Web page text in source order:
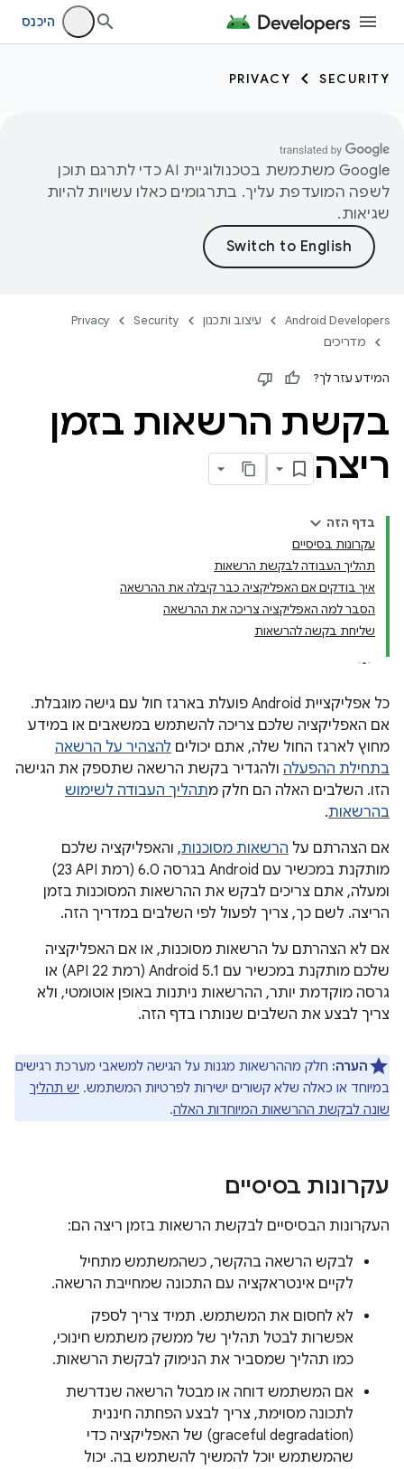
היכנס
SECURITY
PRIVACY
‫Google משתמשת בטכנולוגיית AI כדי לתרגם תוכן
לשפה המועדפת עליך. בתרגומים כאלו עשויות להיות
שגיאות.
Android Developers עיצוב ותכנון Security
Privacy
מדריכים
המידע עזר לך?
בקשת הרשאות בזמן
ריצה
בדף הזה
עקרונות בסיסיים
תהליך העבודה לבקשת הרשאות
איך בודקים אם האפליקציה כבר קיבלה את ההרשאה
הסבר למה האפליקציה צריכה את ההרשאה
שליחת בקשה להרשאות
כל אפליקציית Android פועלת בארגז חול עם גישה מוגבלת.
אם האפליקציה שלכם צריכה להשתמש במשאבים או במידע
מחוץ לארגז החול שלה, אתם יכולים להצהיר על הרשאה
בתחילת ההפעלה ולהגדיר בקשת הרשאה שתספק את הגישה
הזו. השלבים האלה הם חלק מתהליך העבודה לשימוש
בהרשאות.
אם הצהרתם על הרשאות מסוכנות, והאפליקציה שלכם
מותקנת במכשיר עם Android בגרסה 6.0 (רמת API‏ 23)
ומעלה, אתם צריכים לבקש את ההרשאות המסוכנות בזמן
הריצה. לשם כך, צריך לפעול לפי השלבים במדריך הזה.
אם לא הצהרתם על הרשאות מסוכנות, או אם האפליקציה
שלכם מותקנת במכשיר עם Android 5.1 (רמת API 22) או
גרסה מוקדמת יותר, ההרשאות ניתנות באופן אוטומטי, ולא
צריך לבצע את השלבים שנותרו בדף הזה.
הערה: חלק מההרשאות מגנות על הגישה למשאבי מערכת רגישים
במיוחד או כאלה שלא קשורים ישירות לפרטיות המשתמש. יש תהליך
שונה לבקשת ההרשאות המיוחדות האלה.
עקרונות בסיסיים
העקרונות הבסיסיים לבקשת הרשאות בזמן ריצה הם:
לבקש הרשאה בהקשר, כשהמשתמש מתחיל
לקיים אינטראקציה עם התכונה שמחייבת הרשאה.
לא לחסום את המשתמש. תמיד צריך לספק
אפשרות לבטל תהליך של ממשק משתמש חינוכי,
כמו תהליך שמסביר את הנימוק לבקשת הרשאות.
אם המשתמש דוחה או מבטל הרשאה שנדרשת
לתכונה מסוימת, צריך לבצע הפחתה חיננית
(graceful degradation) של האפליקציה כדי
שהמשתמש יוכל להמשיך להשתמש בה. יכול